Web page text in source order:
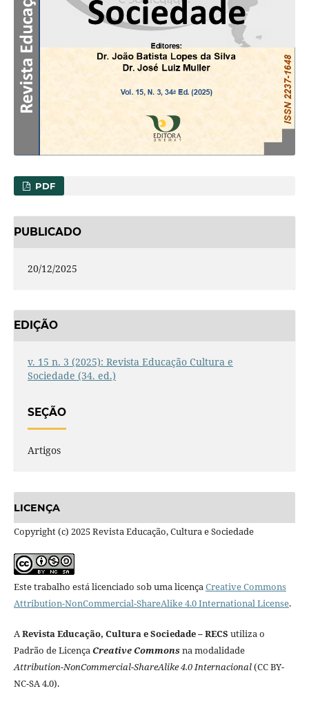
PDF
PUBLICADO
20/12/2025
EDIÇÃO
v. 15 n. 3 (2025): Revista Educação Cultura e
Sociedade (34. ed.)
SEÇÃO
Artigos
LICENÇA
Copyright (c) 2025 Revista Educação, Cultura e Sociedade
Este trabalho está licenciado sob uma licençaCreative Commons
Attribution-NonCommercial-ShareAlike 4.0 International License.
ARevista Educação, Cultura e Sociedade – RECS utiliza o
Padrão de LicençaCreative Commonsna modalidade
Attribution-NonCommercial-ShareAlike 4.0 Internacional(CC BY-
NC-SA 4.0).